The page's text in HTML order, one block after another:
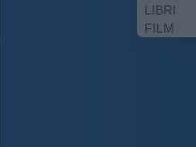
LIBRI
FILM